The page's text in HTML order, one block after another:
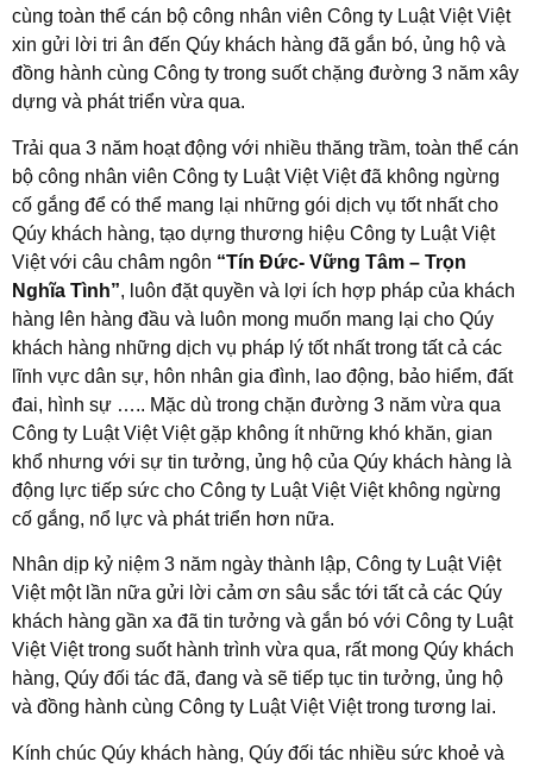
cùng toàn thể cán bộ công nhân viên Công ty Luật Việt Việt
xin gửi lời tri ân đến Qúy khách hàng đã gắn bó, ủng hộ và
đồng hành cùng Công ty trong suốt chặng đường 3 năm xây
dựng và phát triển vừa qua.
Trải qua 3 năm hoạt động với nhiều thăng trầm, toàn thể cán
bộ công nhân viên Công ty Luật Việt Việt đã không ngừng
cố gắng để có thể mang lại những gói dịch vụ tốt nhất cho
Qúy khách hàng, tạo dựng thương hiệu Công ty Luật Việt
Việt với câu châm ngôn “Tín Đức- Vững Tâm – Trọn
Nghĩa Tình”, luôn đặt quyền và lợi ích hợp pháp của khách
hàng lên hàng đầu và luôn mong muốn mang lại cho Qúy
khách hàng những dịch vụ pháp lý tốt nhất trong tất cả các
lĩnh vực dân sự, hôn nhân gia đình, lao động, bảo hiểm, đất
đai, hình sự ….. Mặc dù trong chặn đường 3 năm vừa qua
Công ty Luật Việt Việt gặp không ít những khó khăn, gian
khổ nhưng với sự tin tưởng, ủng hộ của Qúy khách hàng là
động lực tiếp sức cho Công ty Luật Việt Việt không ngừng
cố gắng, nổ lực và phát triển hơn nữa.
Nhân dịp kỷ niệm 3 năm ngày thành lập, Công ty Luật Việt
Việt một lần nữa gửi lời cảm ơn sâu sắc tới tất cả các Qúy
khách hàng gần xa đã tin tưởng và gắn bó với Công ty Luật
Việt Việt trong suốt hành trình vừa qua, rất mong Qúy khách
hàng, Qúy đối tác đã, đang và sẽ tiếp tục tin tưởng, ủng hộ
và đồng hành cùng Công ty Luật Việt Việt trong tương lai.
Kính chúc Qúy khách hàng, Qúy đối tác nhiều sức khoẻ và